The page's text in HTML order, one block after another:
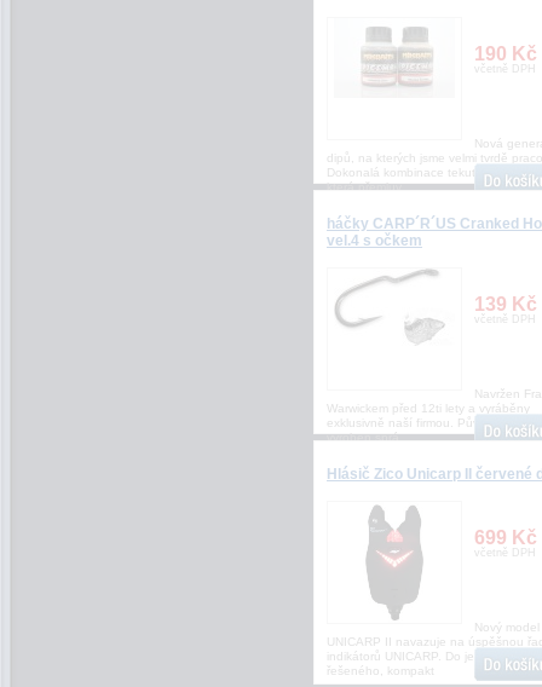
190 Kč
včetně DPH
Nová
dipů, na kterých jsme velmi tvrdě
Dokonalá kombinace tekutých
která přemluv
háčky CARP´R´US Cranked
vel.4 s očkem
139 Kč
včetně DPH
Navržen
Warwickem před 12ti lety a vyráběny
exklusivně naší firmou. Původní
vyroben sprá
Hlásič Zico Unicarp II červené
699 Kč
včetně DPH
Nový model
UNICARP II navazuje na úspěšnou
indikátorů UNICARP. Do jeho
řešeného, kompakt